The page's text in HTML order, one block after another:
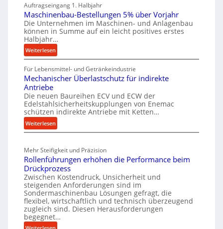
e
g
t
s
h
r
o
u
s
s
c
h
t
s
t
e
i
g
v
n
p
i
n
d
Auftragseingang 1. Halbjahr
Maschinenbau-Bestellungen 5% über Vorjahr
Die Unternehmen im Maschinen- und Anlagenbau
können in Summe auf ein leicht positives erstes
Halbjahr…
Weiterlesen:
M
a
s
h
i
n
e
n
a
u
-
B
e
s
t
e
Für Lebensmittel- und Getränkeindustrie
Mechanischer Überlastschutz für indirekte
Antriebe
Die neuen Baureihen ECV und ECW der
Edelstahlsicherheitskupplungen von Enemac
schützen indirekte Antriebe mit Ketten…
Weiterlesen:
M
c
h
a
n
i
s
c
h
e
Mehr Steifigkeit und Präzision
Rollenführungen erhöhen die Performance beim
Drückprozess
Zwischen Kostendruck, Unsicherheit und
steigenden Anforderungen sind im
Sondermaschinenbau Lösungen gefragt, die
flexibel, wirtschaftlich und technisch überzeugend
zugleich sind. Diesen Herausforderungen
begegnet…
: